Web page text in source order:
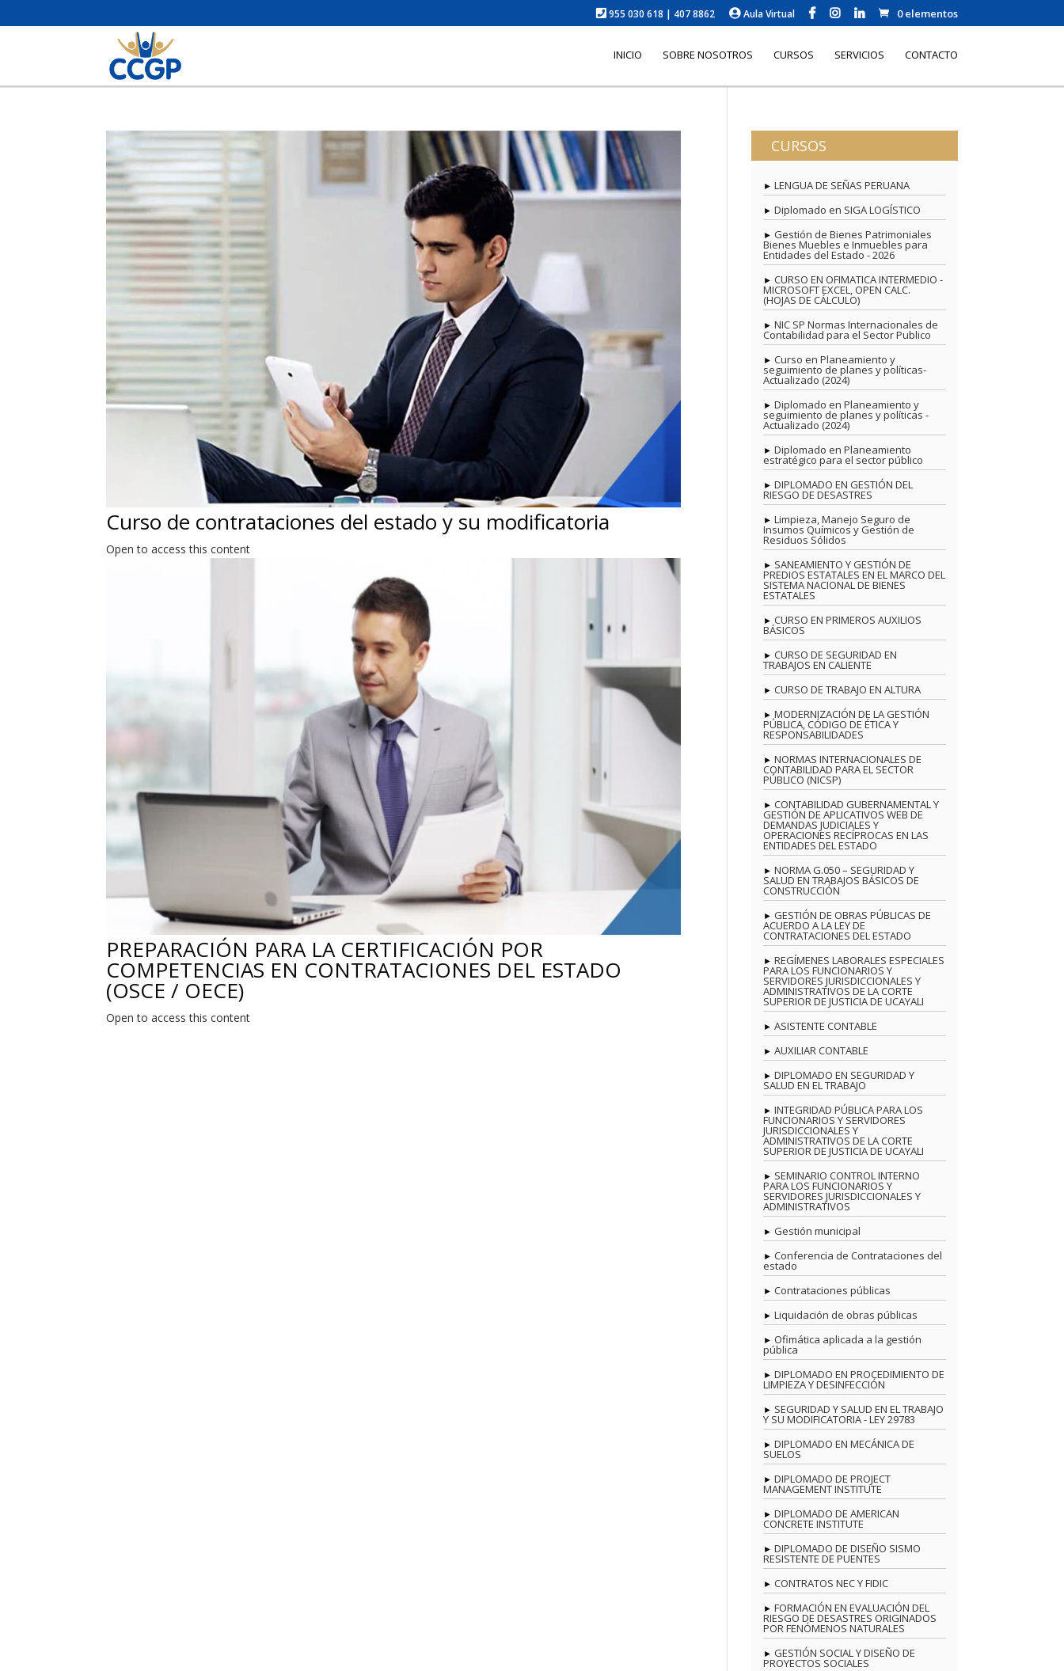
955 030 618 | 407 8862 Aula Virtual 0 elementos
INICIO SOBRE NOSOTROS CURSOS SERVICIOS CONTACTO
Curso de contrataciones del estado y su modificatoria
Open to access this content
PREPARACIÓN PARA LA CERTIFICACIÓN POR
COMPETENCIAS EN CONTRATACIONES DEL ESTADO
(OSCE / OECE)
Open to access this content
CURSOS
LENGUA DE SEÑAS PERUANA
Diplomado en SIGA LOGÍSTICO
Gestión de Bienes Patrimoniales
Bienes Muebles e Inmuebles para
Entidades del Estado - 2026
CURSO EN OFIMATICA INTERMEDIO -
MICROSOFT EXCEL, OPEN CALC.
(HOJAS DE CÁLCULO)
NIC SP Normas Internacionales de
Contabilidad para el Sector Publico
Curso en Planeamiento y
seguimiento de planes y políticas-
Actualizado (2024)
Diplomado en Planeamiento y
seguimiento de planes y políticas -
Actualizado (2024)
Diplomado en Planeamiento
estratégico para el sector público
DIPLOMADO EN GESTIÓN DEL
RIESGO DE DESASTRES
Limpieza, Manejo Seguro de
Insumos Químicos y Gestión de
Residuos Sólidos
SANEAMIENTO Y GESTIÓN DE
PREDIOS ESTATALES EN EL MARCO DEL
SISTEMA NACIONAL DE BIENES
ESTATALES
CURSO EN PRIMEROS AUXILIOS
BÁSICOS
CURSO DE SEGURIDAD EN
TRABAJOS EN CALIENTE
CURSO DE TRABAJO EN ALTURA
MODERNIZACIÓN DE LA GESTIÓN
PÚBLICA, CÓDIGO DE ÉTICA Y
RESPONSABILIDADES
NORMAS INTERNACIONALES DE
CONTABILIDAD PARA EL SECTOR
PÚBLICO (NICSP)
CONTABILIDAD GUBERNAMENTAL Y
GESTIÓN DE APLICATIVOS WEB DE
DEMANDAS JUDICIALES Y
OPERACIONES RECÍPROCAS EN LAS
ENTIDADES DEL ESTADO
NORMA G.050 – SEGURIDAD Y
SALUD EN TRABAJOS BÁSICOS DE
CONSTRUCCIÓN
GESTIÓN DE OBRAS PÚBLICAS DE
ACUERDO A LA LEY DE
CONTRATACIONES DEL ESTADO
REGÍMENES LABORALES ESPECIALES
PARA LOS FUNCIONARIOS Y
SERVIDORES JURISDICCIONALES Y
ADMINISTRATIVOS DE LA CORTE
SUPERIOR DE JUSTICIA DE UCAYALI
ASISTENTE CONTABLE
AUXILIAR CONTABLE
DIPLOMADO EN SEGURIDAD Y
SALUD EN EL TRABAJO
INTEGRIDAD PÚBLICA PARA LOS
FUNCIONARIOS Y SERVIDORES
JURISDICCIONALES Y
ADMINISTRATIVOS DE LA CORTE
SUPERIOR DE JUSTICIA DE UCAYALI
SEMINARIO CONTROL INTERNO
PARA LOS FUNCIONARIOS Y
SERVIDORES JURISDICCIONALES Y
ADMINISTRATIVOS
Gestión municipal
Conferencia de Contrataciones del
estado
Contrataciones públicas
Liquidación de obras públicas
Ofimática aplicada a la gestión
pública
DIPLOMADO EN PROCEDIMIENTO DE
LIMPIEZA Y DESINFECCIÓN
SEGURIDAD Y SALUD EN EL TRABAJO
Y SU MODIFICATORIA - LEY 29783
DIPLOMADO EN MECÁNICA DE
SUELOS
DIPLOMADO DE PROJECT
MANAGEMENT INSTITUTE
DIPLOMADO DE AMERICAN
CONCRETE INSTITUTE
DIPLOMADO DE DISEÑO SISMO
RESISTENTE DE PUENTES
CONTRATOS NEC Y FIDIC
FORMACIÓN EN EVALUACIÓN DEL
RIESGO DE DESASTRES ORIGINADOS
POR FENÓMENOS NATURALES
GESTIÓN SOCIAL Y DISEÑO DE
PROYECTOS SOCIALES